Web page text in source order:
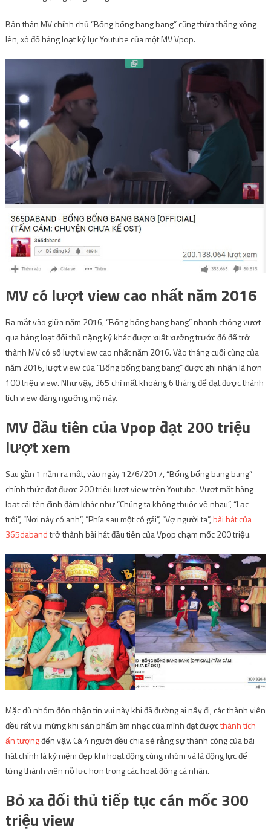
Bản thân MV chính chủ “Bống bống bang bang” cũng thừa thắng xông
lên, xô đổ hàng loạt kỷ lục Youtube của một MV Vpop.
MV có lượt view cao nhất năm 2016
Ra mắt vào giữa năm 2016, “Bống bống bang bang” nhanh chóng vượt
qua hàng loạt đối thủ nặng ký khác được xuất xưởng trước đó để trở
thành MV có số lượt view cao nhất năm 2016. Vào tháng cuối cùng của
năm 2016, lượt view của “Bống bống bang bang” được ghi nhận là hơn
100 triệu view. Như vậy, 365 chỉ mất khoảng 6 tháng để đạt được thành
tích view đáng ngưỡng mộ này.
MV đầu tiên của Vpop đạt 200 triệu
lượt xem
Sau gần 1 năm ra mắt, vào ngày 12/6/2017, “Bống bống bang bang”
chính thức đạt được 200 triệu lượt view trên Youtube. Vượt mặt hàng
loạt cái tên đình đám khác như “Chúng ta không thuộc về nhau”, “Lạc
trôi”, “Nơi này có anh”, “Phía sau một cô gái”, “Vợ người ta”,bài hát của
365dabandtrở thành bài hát đầu tiên của Vpop chạm mốc 200 triệu.
Mặc dù nhóm đón nhận tin vui này khi đã đường ai nấy đi, các thành viên
đều rất vui mừng khi sản phẩm âm nhạc của mình đạt đượcthành tích
ấn tượngđến vậy. Cả 4 người đều chia sẻ rằng sự thành công của bài
hát chính là kỷ niệm đẹp khi hoạt động cùng nhóm và là động lực để
từng thành viên nỗ lực hơn trong các hoạt động cá nhân.
Bỏ xa đối thủ tiếp tục cán mốc 300
triệu view